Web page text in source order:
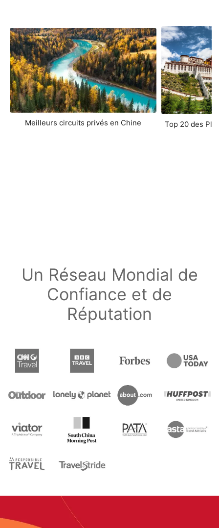
Meilleurs circuits privés en Chine Top 20 des
Un Réseau Mondial de
Confiance et de
Réputation